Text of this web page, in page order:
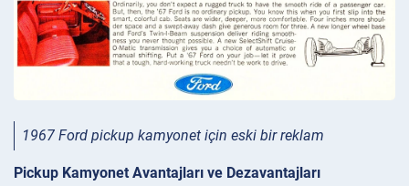
1967 Ford pickup kamyonet için eski bir reklam
Pickup Kamyonet Avantajları ve Dezavantajları